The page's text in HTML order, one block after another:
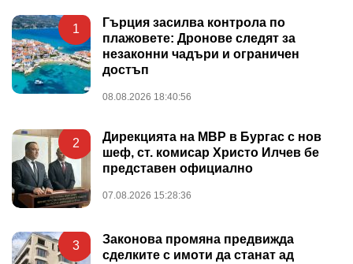
1
Гърция засилва контрола по
плажовете: Дронове следят за
незаконни чадъри и ограничен
достъп
08.08.2026 18:40:56
2
Дирекцията на МВР в Бургас с нов
шеф, ст. комисар Христо Илчев бе
представен официално
07.08.2026 15:28:36
3
Законова промяна предвижда
сделките с имоти да станат ад